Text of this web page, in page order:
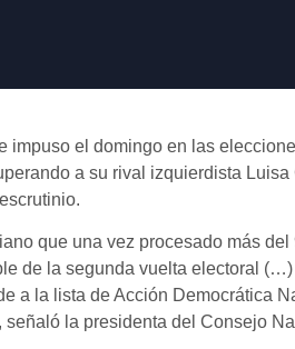
impuso el domingo en las
a su rival izquierdista
que una vez procesado más
de la segunda vuelta electoral
a la lista de Acción Democrática
señaló la presidenta del Consejo